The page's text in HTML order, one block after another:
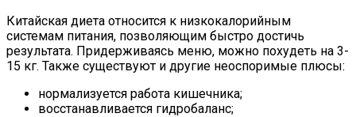
Китайская диета относится к низкокалорийным
системам питания, позволяющим быстро достичь
результата. Придерживаясь меню, можно похудеть на 3-
15 кг. Также существуют и другие неоспоримые плюсы:
нормализуется работа кишечника;
восстанавливается гидробаланс;